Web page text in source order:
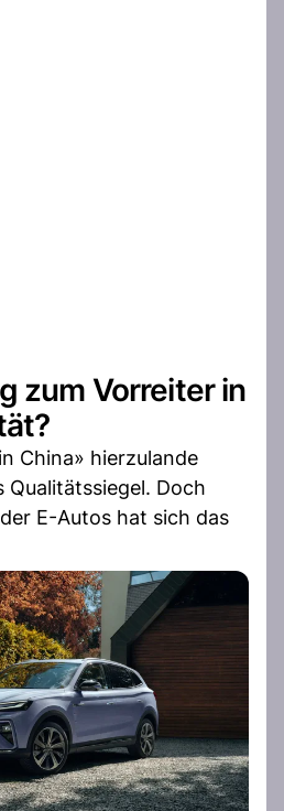
zum Vorreiter in
China» hierzulande
Doch
E-Autos hat sich das